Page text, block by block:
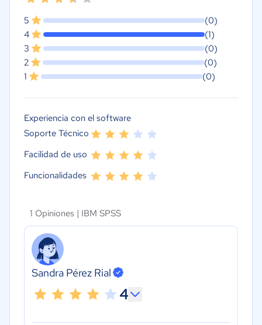
5
(0)
4
(1)
3
(0)
2
(0)
1
(0)
Experiencia con el software
Soporte Técnico
Facilidad de uso
Funcionalidades
1 Opiniones | IBM SPSS
Sandra Pérez Rial
4